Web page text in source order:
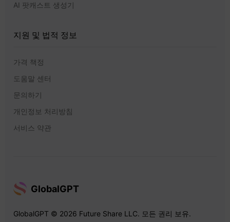
AI 팟캐스트 생성기
지원 및 법적 정보
가격 책정
도움말 센터
문의하기
개인정보 처리방침
서비스 약관
GlobalGPT
GlobalGPT © 2026 Future Share LLC. 모든 권리 보유.